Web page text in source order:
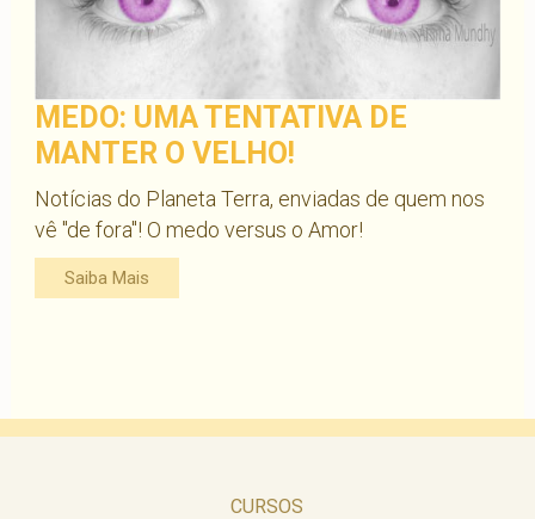
MEDO: UMA TENTATIVA DE
MANTER O VELHO!
Notícias do Planeta Terra, enviadas de quem nos
vê "de fora"! O medo versus o Amor!
Saiba Mais
CURSOS